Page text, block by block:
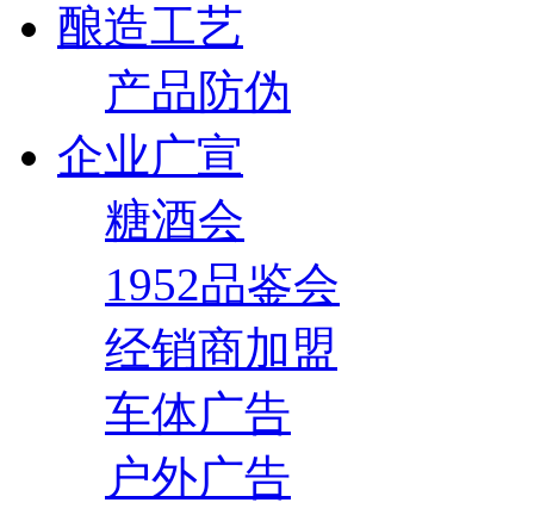
酿造工艺
产品防伪
企业广宣
糖酒会
1952品鉴会
经销商加盟
车体广告
户外广告